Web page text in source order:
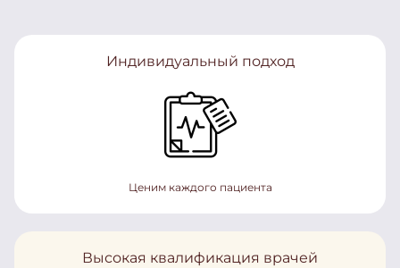
Индивидуальный подход
Ценим каждого пациента
Высокая квалификация врачей